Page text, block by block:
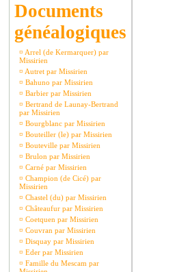
Documents
généalogiques
¤ Arrel (de Kermarquer) par
Missirien
¤ Autret par Missirien
¤ Bahuno par Missirien
¤ Barbier par Missirien
¤ Bertrand de Launay-Bertrand
par Missirien
¤ Bourgblanc par Missirien
¤ Bouteiller (le) par Missirien
¤ Bouteville par Missirien
¤ Brulon par Missirien
¤ Carné par Missirien
¤ Champion (de Cicé) par
Missirien
¤ Chastel (du) par Missirien
¤ Châteaufur par Missirien
¤ Coetquen par Missirien
¤ Couvran par Missirien
¤ Disquay par Missirien
¤ Eder par Missirien
¤ Famille du Mescam par